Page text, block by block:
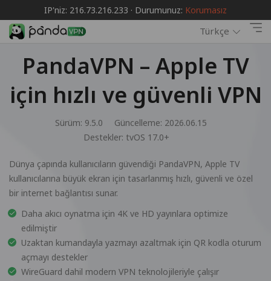
IP'niz: 216.73.216.233 · Durumunuz: Korumasız
Türkçe
PandaVPN – Apple TV
için hızlı ve güvenli VPN
Sürüm: 9.5.0
Güncelleme: 2026.06.15
Destekler: tvOS 17.0+
Dünya çapında kullanıcıların güvendiği PandaVPN, Apple TV
kullanıcılarına büyük ekran için tasarlanmış hızlı, güvenli ve özel
bir internet bağlantısı sunar.
Daha akıcı oynatma için 4K ve HD yayınlara optimize
edilmiştir
Uzaktan kumandayla yazmayı azaltmak için QR kodla oturum
açmayı destekler
WireGuard dahil modern VPN teknolojileriyle çalışır